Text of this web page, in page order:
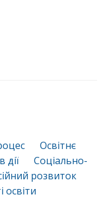
Освітнє
дії
Соціально-
розвиток
освіти